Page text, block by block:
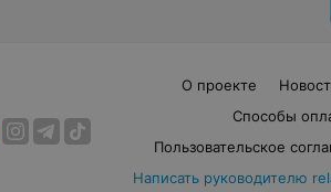
О проекте
Способы
Пользовательское
Написать руководителю